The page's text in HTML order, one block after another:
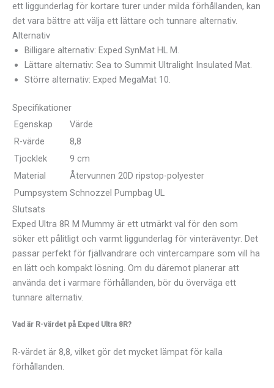
ett liggunderlag för kortare turer under milda förhållanden, kan
det vara bättre att välja ett lättare och tunnare alternativ.
Alternativ
Billigare alternativ: Exped SynMat HL M.
Lättare alternativ: Sea to Summit Ultralight Insulated Mat.
Större alternativ: Exped MegaMat 10.
Specifikationer
Egenskap
Värde
R-värde
8,8
Tjocklek
9 cm
Material
Återvunnen 20D ripstop-polyester
Pumpsystem Schnozzel Pumpbag UL
Slutsats
Exped Ultra 8R M Mummy är ett utmärkt val för den som
söker ett pålitligt och varmt liggunderlag för vinteräventyr. Det
passar perfekt för fjällvandrare och vintercampare som vill ha
en lätt och kompakt lösning. Om du däremot planerar att
använda det i varmare förhållanden, bör du överväga ett
tunnare alternativ.
Vad är R-värdet på Exped Ultra 8R?
R-värdet är 8,8, vilket gör det mycket lämpat för kalla
förhållanden.